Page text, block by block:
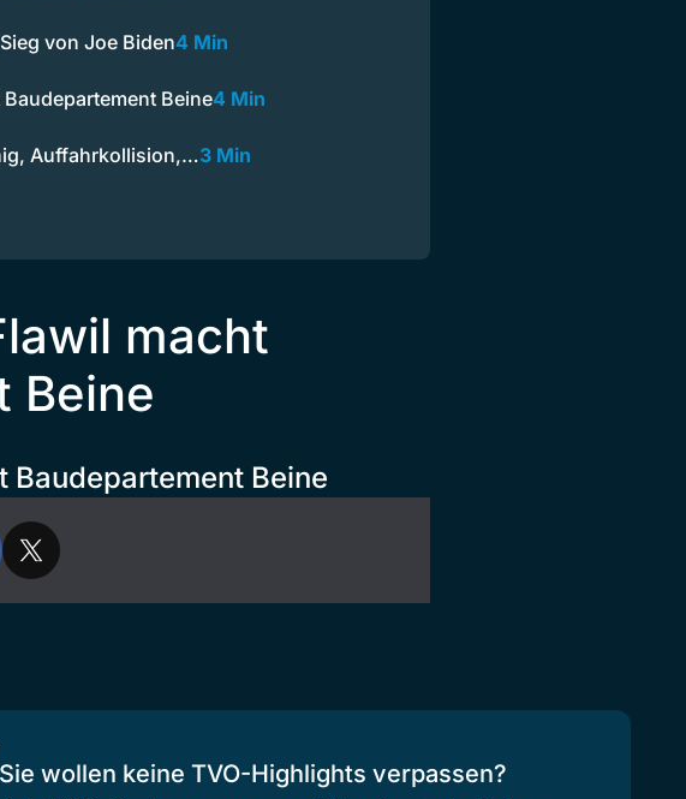
von Joe Biden4 Min
Beine4 Min
Auffahrkollision,…3 Min
macht
Beine
Baudepartement Beine
Sie wollen keine TVO-Highlights verpassen?